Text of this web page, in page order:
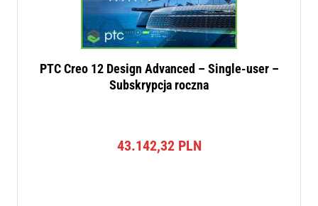
PTC Creo 12 Design Advanced – Single-user –
Subskrypcja roczna
43.142,32 PLN